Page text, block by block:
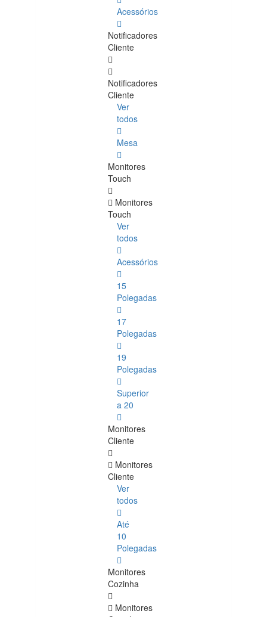
Acessórios
Notificadores
Cliente
Notificadores
Cliente
Ver
todos
Mesa
Monitores
Touch
Monitores
Touch
Ver
todos
Acessórios
15
Polegadas
17
Polegadas
19
Polegadas
Superior
a 20
Monitores
Cliente
Monitores
Cliente
Ver
todos
Até
10
Polegadas
Monitores
Cozinha
Monitores